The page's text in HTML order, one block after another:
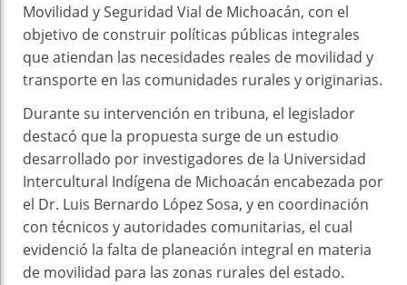
Movilidad y Seguridad Vial de Michoacán, con el
objetivo de construir políticas públicas integrales
que atiendan las necesidades reales de movilidad y
transporte en las comunidades rurales y originarias.
Durante su intervención en tribuna, el legislador
destacó que la propuesta surge de un estudio
desarrollado por investigadores de la Universidad
Intercultural Indígena de Michoacán encabezada por
el Dr. Luis Bernardo López Sosa, y en coordinación
con técnicos y autoridades comunitarias, el cual
evidenció la falta de planeación integral en materia
de movilidad para las zonas rurales del estado.